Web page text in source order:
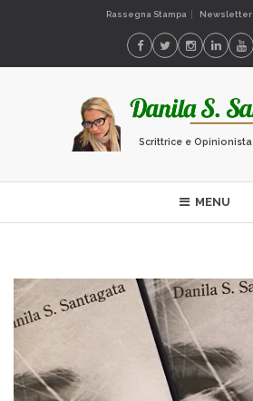
Rassegna Stampa Newsletter
Scrittrice e
MENU